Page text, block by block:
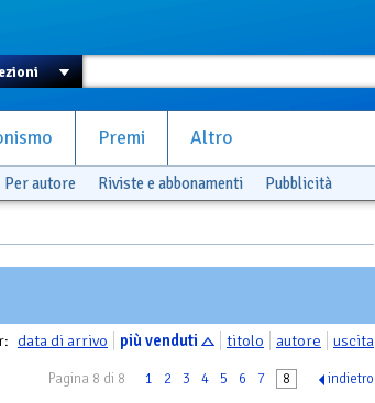
Premi Altro
Per autore Riviste e abbonamenti Pubblicità
data di arrivo più venduti titolo autore uscita
Pagina 8 di 8 1 2 3 4 5 6 7 8 indietro